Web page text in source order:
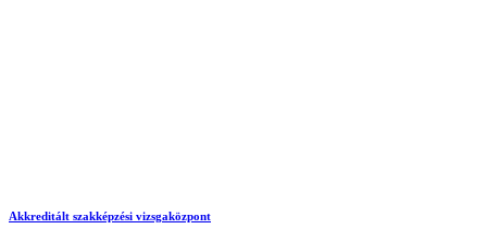
Akkreditált szakképzési vizsgaközpont